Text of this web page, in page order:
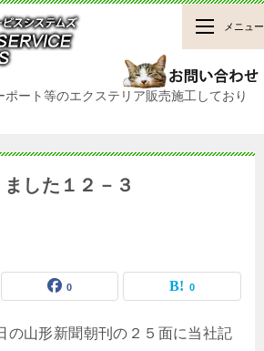
ート等のエクステリア販売施工しており
メニュー
した１２－３
0 0
の山形新聞朝刊の２５面に当社記